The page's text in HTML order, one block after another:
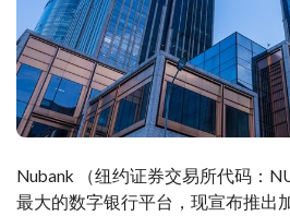
Nubank （纽约证券交易所代码：
最大的数字银行平台，现宣布推出